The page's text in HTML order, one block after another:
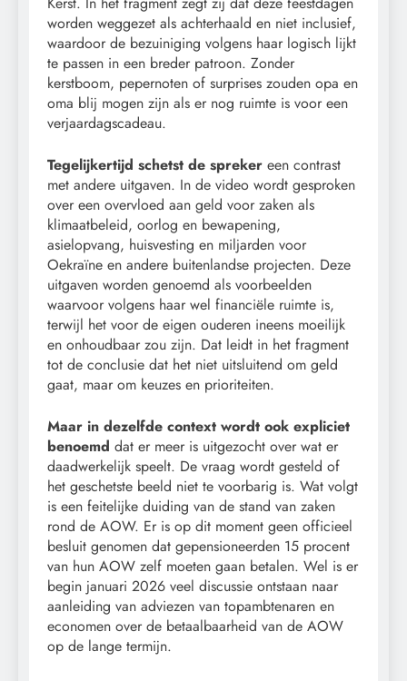
worden weggezet als achterhaald en niet inclusief,
waardoor de bezuiniging volgens haar logisch lijkt
te passen in een breder patroon. Zonder
kerstboom, pepernoten of surprises zouden opa en
oma blij mogen zijn als er nog ruimte is voor een
verjaardagscadeau.
Tegelijkertijd schetst de spreker een contrast
met andere uitgaven. In de video wordt gesproken
over een overvloed aan geld voor zaken als
klimaatbeleid, oorlog en bewapening,
asielopvang, huisvesting en miljarden voor
Oekraïne en andere buitenlandse projecten. Deze
uitgaven worden genoemd als voorbeelden
waarvoor volgens haar wel financiële ruimte is,
terwijl het voor de eigen ouderen ineens moeilijk
en onhoudbaar zou zijn. Dat leidt in het fragment
tot de conclusie dat het niet uitsluitend om geld
gaat, maar om keuzes en prioriteiten.
Maar in dezelfde context wordt ook expliciet
benoemd dat er meer is uitgezocht over wat er
daadwerkelijk speelt. De vraag wordt gesteld of
het geschetste beeld niet te voorbarig is. Wat volgt
is een feitelijke duiding van de stand van zaken
rond de AOW. Er is op dit moment geen officieel
besluit genomen dat gepensioneerden 15 procent
van hun AOW zelf moeten gaan betalen. Wel is er
begin januari 2026 veel discussie ontstaan naar
aanleiding van adviezen van topambtenaren en
economen over de betaalbaarheid van de AOW
op de lange termijn.